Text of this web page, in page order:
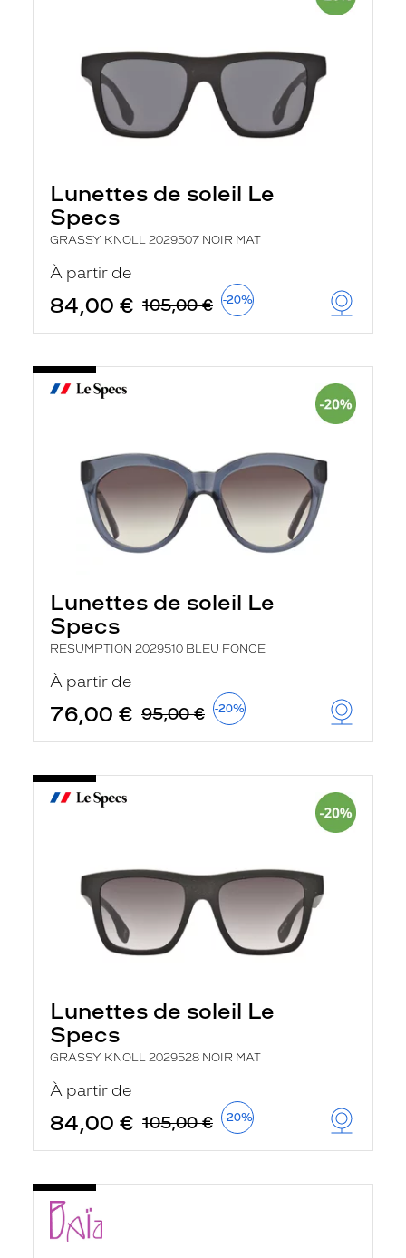
Lunettes de soleil Le
Specs
GRASSY KNOLL 2029507 NOIR MAT
À partir de
84,00 € 105,00 € -20%
Lunettes de soleil Le
Specs
RESUMPTION 2029510 BLEU FONCE
À partir de
76,00 € 95,00 € -20%
Lunettes de soleil Le
Specs
GRASSY KNOLL 2029528 NOIR MAT
À partir de
84,00 € 105,00 € -20%